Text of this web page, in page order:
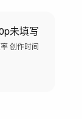
未填写
创作时间